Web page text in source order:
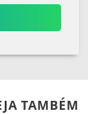
TAMBÉM